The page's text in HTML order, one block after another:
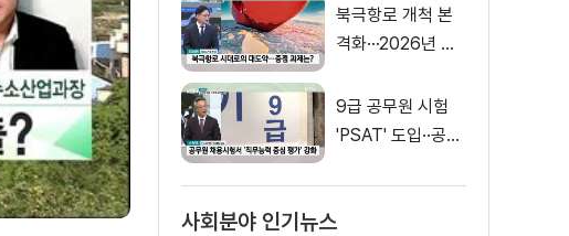
북극항로 개척 본
격화···2026년 해
은?
9급 공무원 시험
'PSAT' 도입··공정
사회분야 인기뉴스